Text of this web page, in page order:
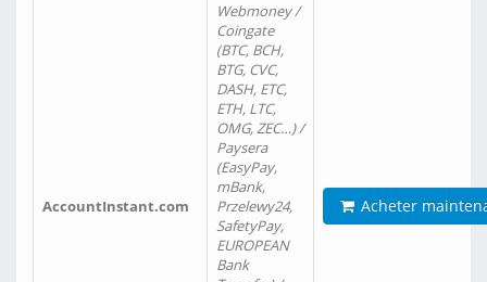
AccountInstant.com
Webmoney /
Coingate
(BTC, BCH,
BTG, CVC,
DASH, ETC,
ETH, LTC,
OMG, ZEC…) /
Paysera
(EasyPay,
mBank,
Przelewy24,
SafetyPay,
EUROPEAN
Bank
Acheter